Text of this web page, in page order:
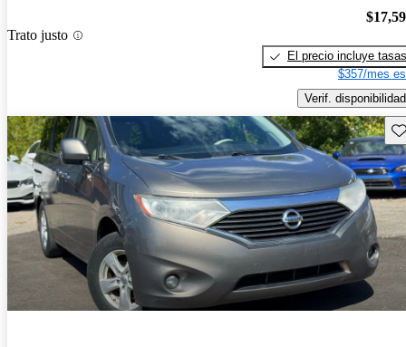
Trato justo
El precio incluye tasas
$357/mes
Verif. disponibilidad